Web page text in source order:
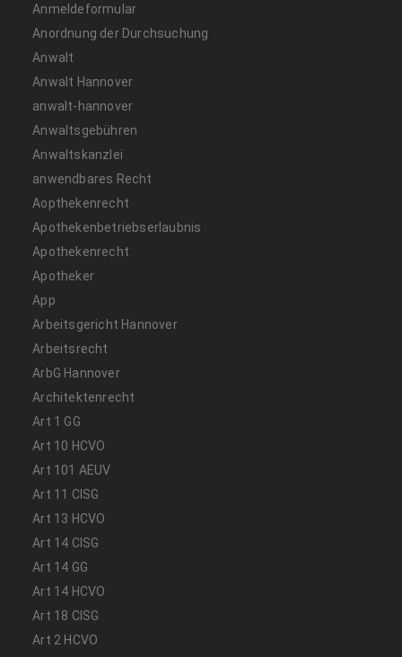
Anmeldeformular
Anordnung der Durchsuchung
Anwalt
Anwalt Hannover
anwalt-hannover
Anwaltsgebühren
Anwaltskanzlei
anwendbares Recht
Aopthekenrecht
Apothekenbetriebserlaubnis
Apothekenrecht
Apotheker
App
Arbeitsgericht Hannover
Arbeitsrecht
ArbG Hannover
Architektenrecht
Art 1 GG
Art 10 HCVO
Art 101 AEUV
Art 11 CISG
Art 13 HCVO
Art 14 CISG
Art 14 GG
Art 14 HCVO
Art 18 CISG
Art 2 HCVO